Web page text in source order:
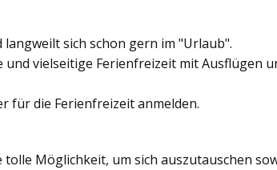
sich schon gern im "Urlaub".
vielseitige Ferienfreizeit mit Ausflügen
für die Ferienfreizeit anmelden.
Möglichkeit, um sich auszutauschen